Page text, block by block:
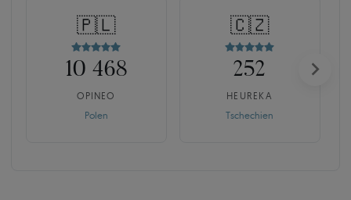
🇵🇱
10 468
OPINEO
Polen
🇨🇿
252
HEUREKA
Tschechien